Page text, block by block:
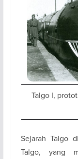
Talgo I,
Sejarah Talgo
Talgo, yang